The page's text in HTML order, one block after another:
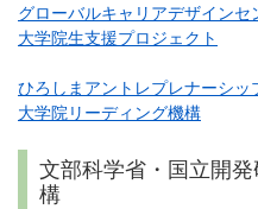
グローバルキャリアデザイン
大学院生支援プロジェクト
ひろしまアントレプレナーシッ
大学院リーディング機構
文部科学省・国立開
構